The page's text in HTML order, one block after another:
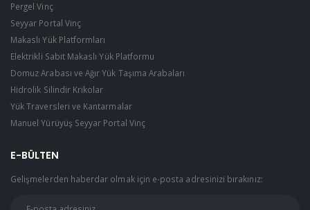
Pergel Vinç
Seyyar Portal Vinç
Makaslı Yük Platformları
Elektrikli Sabit Makaslı Yük Platformu
Domuz Arabası ve Ağır Yük Taşıma Arabaları
Hidrolik Silindir Krikolar
Yük Traversleri ve Kantarmalar
Manuel Yürüyüş Seyyar Portal Vinç
E-BÜLTEN
Gelişmelerden haberdar olmak için e-posta adresinizi bırakınız: